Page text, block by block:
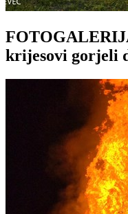
krijesovi gorjeli